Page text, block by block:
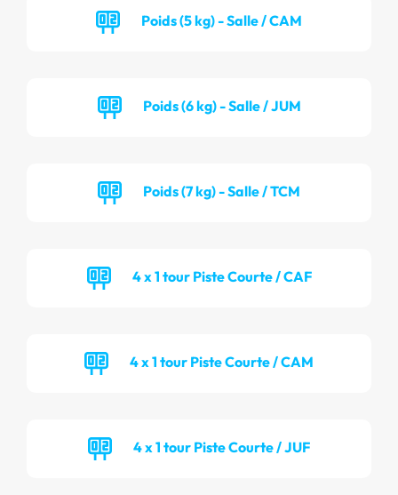
Poids (5 kg) - Salle / CAM
Poids (6 kg) - Salle / JUM
Poids (7 kg) - Salle / TCM
4 x 1 tour Piste Courte / CAF
4 x 1 tour Piste Courte / CAM
4 x 1 tour Piste Courte / JUF